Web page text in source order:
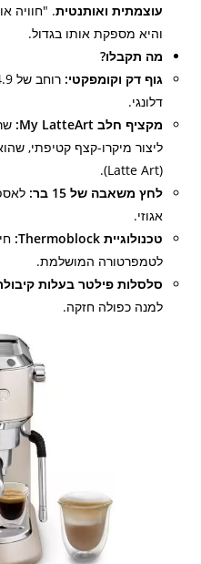
עוצמתית ואותנטית. "חוויה
והיא מספקת אותו בגדול.
מה תקבלו?
גוף דק וקומפקטי:
דלונגי.
מקציף חלב My LatteArt:
ליצור מיקרו-קצף קטיפתי,
(Latte Art).
לחץ משאבה של 15 בר:
אגוזי.
טכנולוגיית Thermoblock:
לטמפרטורה המושלמת.
סלסלות פילטר בעלות
למנה כפולה חזקה.